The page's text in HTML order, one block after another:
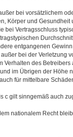
bei vorsätzlichem
Körper und
bei Vertragsschluss
entgangenen
bei der Verletzung
Verhalten des Betreibers
im Übrigen der Höhe
für mittelbare
c gilt sinngemäß auch
nationalem Recht